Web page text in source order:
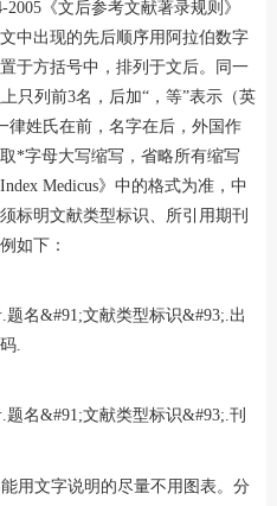
《文后参考文献著录规则》
中出现的先后顺序用阿拉伯数字
于方括号中，排列于文后。同一
只列前3名，后加“，等”表示（英
律姓氏在前，名字在后，外国作
*字母大写缩写，省略所有缩写
Medicus》中的格式为准，中
标明文献类型标识、所引用期刊
如下：
名&#91;文献类型标识&#93;.出
.
名&#91;文献类型标识&#93;.刊
用文字说明的尽量不用图表。分